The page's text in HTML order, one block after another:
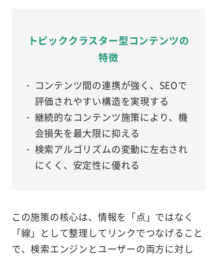
トピッククラスター型コンテンツの
特徴
コンテンツ間の連携が強く、SEOで
評価されやすい構造を実現する
継続的なコンテンツ施策により、機
会損失を最大限に抑える
検索アルゴリズムの変動に左右され
にくく、安定性に優れる
この施策の核心は、情報を「点」ではなく
「線」として整理してリンクでつなげること
で、検索エンジンとユーザーの両方に対し